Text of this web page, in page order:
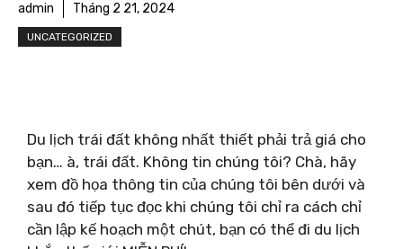
admin Tháng 2 21, 2024
UNCATEGORIZED
Du lịch trái đất không nhất thiết phải trả giá cho
bạn… à, trái đất. Không tin chúng tôi? Chà, hãy
xem đồ họa thông tin của chúng tôi bên dưới và
sau đó tiếp tục đọc khi chúng tôi chỉ ra cách chỉ
cần lập kế hoạch một chút, bạn có thể đi du lịch